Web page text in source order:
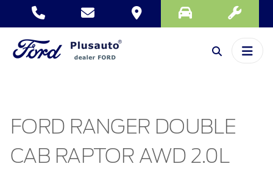
FORD RANGER DOUBLE
CAB RAPTOR AWD 2.0L